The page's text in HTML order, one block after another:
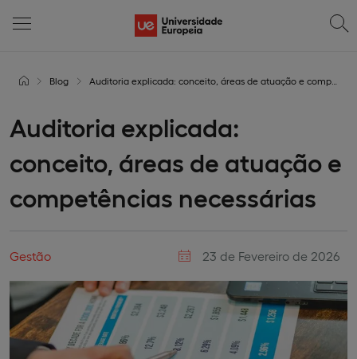
Blog Auditoria explicada: conceito, áreas de atuação e competências necessárias
Auditoria explicada:
conceito, áreas de atuação e
competências necessárias
Gestão 23 de Fevereiro de 2026